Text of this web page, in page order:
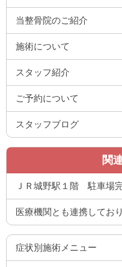
当整骨院のご紹介
施術について
スタッフ紹介
ご予約について
スタッフブログ
関
ＪＲ城野駅１階 駐車場
医療機関とも連携してお
症状別施術メニュー